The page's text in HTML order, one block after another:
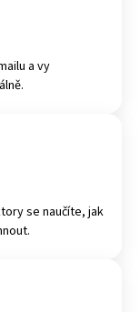
a vy
se naučíte, jak